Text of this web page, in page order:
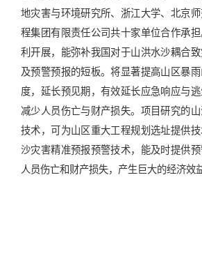
地灾害与环境研究所、浙江大学、北京
程集团有限责任公司共十家单位合作承
利开展，能弥补我国对于山洪水沙耦合
及预警预报的短板。将显著提高山区暴
度，延长预见期，有效延长应急响应与
减少人员伤亡与财产损失。项目研究的
技术，可为山区重大工程规划选址提供
沙灾害精准预报预警技术，能及时提供
人员伤亡和财产损失，产生巨大的经济效